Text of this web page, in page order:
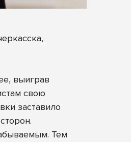
выиграв
свою
заставило
Тем